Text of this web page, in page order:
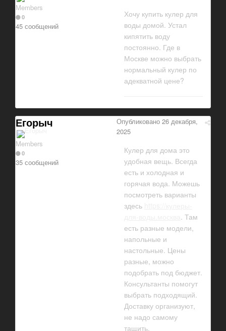
Members
0
45 сообщений
Хочу купить кулер для
воды домой. Устал
кипятить воду
постоянно. Где в
Москве можно выбрать
нормальный кулер по
адекватной цене?
Егорыч
Members
0
35 сообщений
Опубликовано 26 декабря,
2025
Кулер для дома это
удобная вещь. Всегда
есть и холодная и
горячая вода. Можешь
посмотреть варианты
здесь
. Там
есть разные модели,
напольные и
настольные. Цены
разные, можно
подобрать под бюджет.
Консультанты помогут
выбрать подходящий.
Доставку организуют,
не надо самому
тащить.